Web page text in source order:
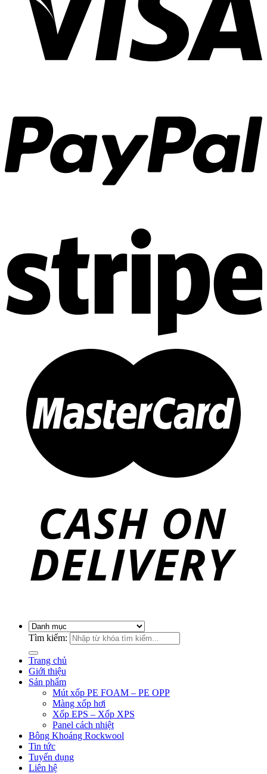
Tìm kiếm:
Trang chủ
Giới thiệu
Sản phẩm
Mút xốp PE FOAM – PE OPP
Màng xốp hơi
Xốp EPS – Xốp XPS
Panel cách nhiệt
Bông Khoáng Rockwool
Tin tức
Tuyển dụng
Liên hệ